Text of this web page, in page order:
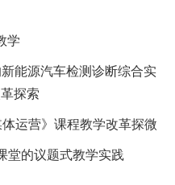
学
能源汽车检测诊断综合实
探索
体运营》 课程教学改革探微
堂的议题式教学实践